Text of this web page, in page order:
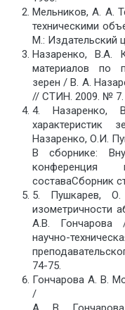
Мельников, А. А.
техническими
М.: Издательский
Назаренко, В.А.
материалов по
зерен / В. А.
// СТИН. 2009. № 7.
4. Назаренко,
Назаренко, О.И.
В сборнике:
конференция
составаСборник
5. Пушкарев,
изометричности
А.В. Гончарова
научно-
74-75.
Гончарова А. В.
/